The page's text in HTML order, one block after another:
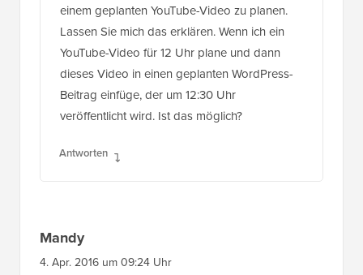
einem geplanten YouTube-Video zu planen.
Lassen Sie mich das erklären. Wenn ich ein
YouTube-Video für 12 Uhr plane und dann
dieses Video in einen geplanten WordPress-
Beitrag einfüge, der um 12:30 Uhr
veröffentlicht wird. Ist das möglich?
Antworten
Mandy
4. Apr. 2016 um 09:24 Uhr